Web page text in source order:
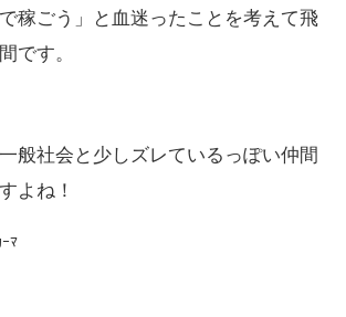
稼ごう」と血迷ったことを考えて飛
です。
般社会と少しズレているっぽい仲間
よね！
ﾏ